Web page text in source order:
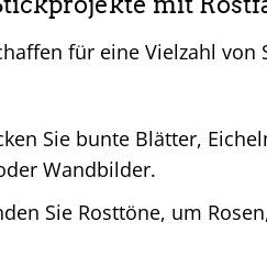
für eine Vielzahl
Sie bunte Blätter,
Wandbilder.
Sie Rosttöne, um